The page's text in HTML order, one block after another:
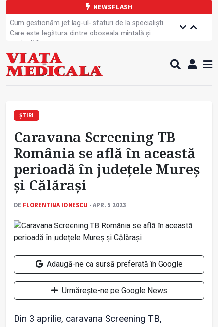
NEWSFLASH
Cum gestionăm jet lag-ul- sfaturi de la specialiști
Care este legătura dintre oboseala mintală și
caniculă?
Campanie de prevenție dedicată sportivelor
Un nou studiu pentru testarea unui vaccin împotriva
tulpinei Bundibugyo a virusului Ebola
sănătate
Demersuri pentru acces transfrontalier la date
Contractul cadru ar putea fi modificat
Comercializarea unor medicamente, blocată
temporar
ȘTIRI
Caravana Screening TB
România se află în această
perioadă în județele Mureș
și Călărași
DE FLORENTINA IONESCU - APR. 5 2023
Adaugă-ne ca sursă preferată în Google
Urmărește-ne pe Google News
Din 3 aprilie, caravana Screening TB,